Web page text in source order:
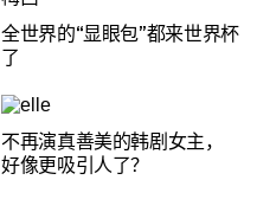
全世界的“显眼包”都来世界杯
了
不再演真善美的韩剧女主，
好像更吸引人了？